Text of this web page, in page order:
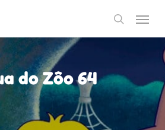
search
Menu
do Zôo 64